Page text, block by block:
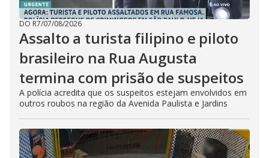
DO R7/07/08/2026
Assalto a turista filipino e piloto
brasileiro na Rua Augusta
termina com prisão de suspeitos
A polícia acredita que os suspeitos estejam envolvidos em
outros roubos na região da Avenida Paulista e Jardins